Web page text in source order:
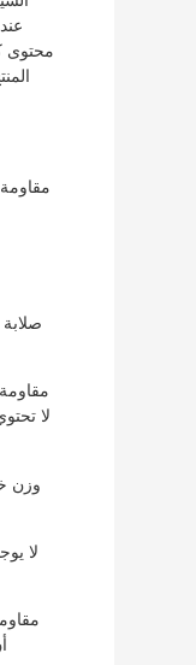
لا